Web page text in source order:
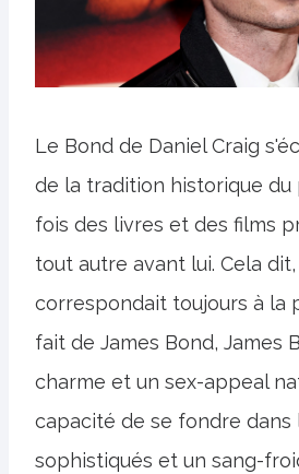
Le Bond de Daniel Craig
de la tradition historique du
fois des livres et des films
tout autre avant lui. Cela dit,
correspondait toujours à la
fait de James Bond, James
charme et un sex-appeal
capacité de se fondre dans
sophistiqués et un sang-